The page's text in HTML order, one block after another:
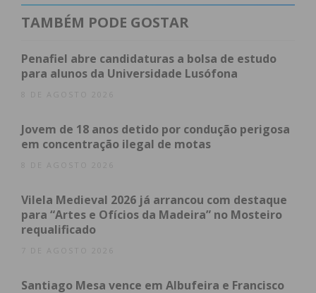
Para Alexandre Almeida, Presidente da Câmara
importante e estratégico para o concelho, com
impacto na qualidade de vida e bem-estar da
população”, acrescentando que “é essencial
que respeita a “levar” a água ao domicílio.
Alexandre Almeida recorda, ainda, que em
cobertura de rede de água ao domicílio”. Era o caso
da freguesia de Beire. Sem a gestão da água pelo
Município não teríamos conseguido aprovar a
Beire.” O autarca confirma os próximos
TAMBÉM PODE GOSTAR
Penafiel abre candidaturas a bolsa de estudo
para alunos da Universidade Lusófona
8 DE AGOSTO 2026
Jovem de 18 anos detido por condução perigosa
em concentração ilegal de motas
8 DE AGOSTO 2026
Vilela Medieval 2026 já arrancou com destaque
para “Artes e Ofícios da Madeira” no Mosteiro
requalificado
7 DE AGOSTO 2026
Santiago Mesa vence em Albufeira e Francisco